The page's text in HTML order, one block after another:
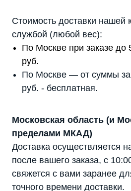
Стоимость доставки нашей
службой (любой вес):
По Москве при заказе
руб.
По Москве — от суммы
руб. - бесплатная.
Московская область (и
пределами МКАД)
Доставка осуществляется
после вашего заказа, с
свяжется с вами заранее
точного времени доставки.